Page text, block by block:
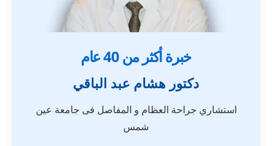
خبرة أكثر من 40 عام
دكتور هشام عبد الباقي
استشاري جراحة العظام و المفاصل فى جامعة عين
شمس